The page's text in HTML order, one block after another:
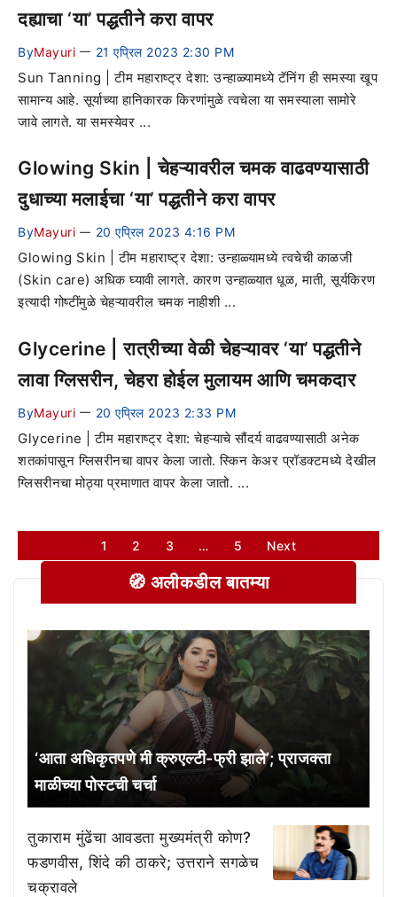
दह्याचा ‘या’ पद्धतीने करा वापर
ByMayuri — 21 एप्रिल 2023 2:30 PM
Sun Tanning | टीम महाराष्ट्र देशा: उन्हाळ्यामध्ये टॅनिंग ही समस्या खूप
सामान्य आहे. सूर्याच्या हानिकारक किरणांमुळे त्वचेला या समस्याला सामोरे
जावे लागते. या समस्येवर ...
Glowing Skin | चेहऱ्यावरील चमक वाढवण्यासाठी
दुधाच्या मलाईचा ‘या’ पद्धतीने करा वापर
ByMayuri — 20 एप्रिल 2023 4:16 PM
Glowing Skin | टीम महाराष्ट्र देशा: उन्हाळ्यामध्ये त्वचेची काळजी
(Skin care) अधिक घ्यावी लागते. कारण उन्हाळ्यात धूळ, माती, सूर्यकिरण
इत्यादी गोष्टींमुळे चेहऱ्यावरील चमक नाहीशी ...
Glycerine | रात्रीच्या वेळी चेहऱ्यावर ‘या’ पद्धतीने
लावा ग्लिसरीन, चेहरा होईल मुलायम आणि चमकदार
ByMayuri — 20 एप्रिल 2023 2:33 PM
Glycerine | टीम महाराष्ट्र देशा: चेहऱ्याचे सौंदर्य वाढवण्यासाठी अनेक
शतकांपासून ग्लिसरीनचा वापर केला जातो. स्किन केअर प्रॉडक्टमध्ये देखील
ग्लिसरीनचा मोठ्या प्रमाणात वापर केला जातो. ...
1 2 3 … 5 Next
🧭 अलीकडील बातम्या
‘आता अधिकृतपणे मी क्रुएल्टी-फ्री झाले’; प्राजक्ता
माळीच्या पोस्टची चर्चा
तुकाराम मुंढेंचा आवडता मुख्यमंत्री कोण?
फडणवीस, शिंदे की ठाकरे; उत्तराने सगळेच
चक्रावले